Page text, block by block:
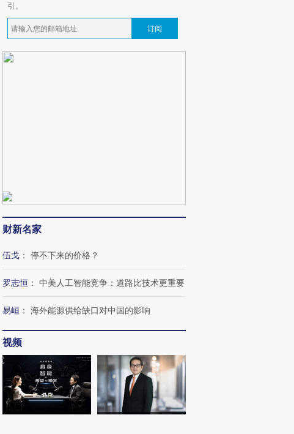
引。
订阅
财新名家
伍戈 ： 停不下来的价格？
罗志恒 ： 中美人工智能竞争：道路比技术更重要
易峘 ： 海外能源供给缺口对中国的影响
视频